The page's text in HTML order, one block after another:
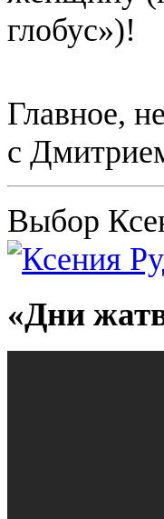
глобус»)!
Главное,
с
Выбор
«Дни